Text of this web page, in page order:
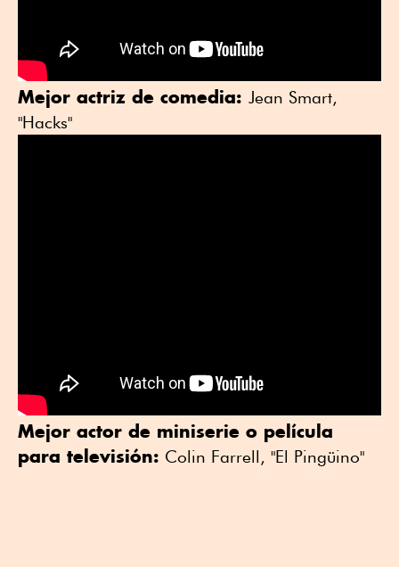
Mejor actriz de comedia: Jean Smart,
"Hacks"
Mejor actor de miniserie o película
para televisión: Colin Farrell, "El Pingüino"